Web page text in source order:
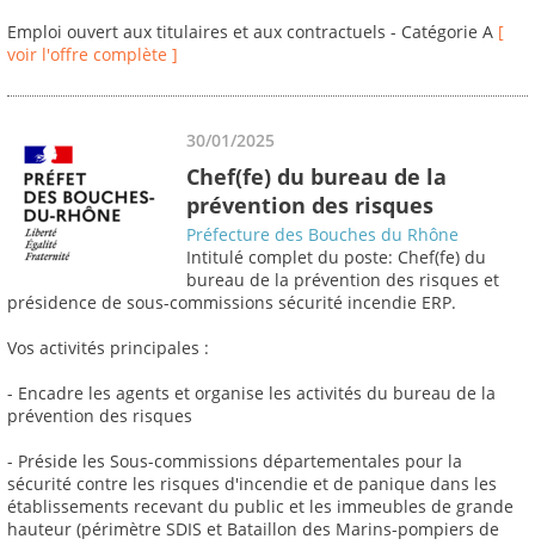
Emploi ouvert aux titulaires et aux contractuels - Catégorie A [
voir l'offre complète ]
30/01/2025
Chef(fe) du bureau de la
prévention des risques
Préfecture des Bouches du Rhône
Intitulé complet du poste: Chef(fe) du
bureau de la prévention des risques et
présidence de sous-commissions sécurité incendie ERP.
Vos activités principales :
- Encadre les agents et organise les activités du bureau de la
prévention des risques
- Préside les Sous-commissions départementales pour la
sécurité contre les risques d'incendie et de panique dans les
établissements recevant du public et les immeubles de grande
hauteur (périmètre SDIS et Bataillon des Marins-pompiers de